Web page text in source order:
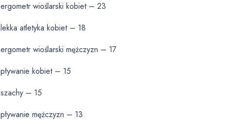
ergometr wioślarski kobiet – 23
lekka atletyka kobiet – 18
ergometr wioślarski mężczyzn – 17
pływanie kobiet – 15
szachy – 15
pływanie mężczyzn – 13